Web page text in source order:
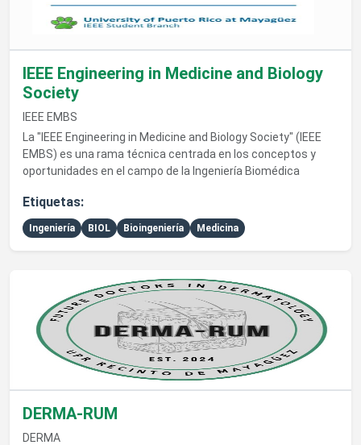
IEEE Engineering in Medicine and Biology
Society
IEEE EMBS
La "IEEE Engineering in Medicine and Biology Society" (IEEE
EMBS) es una rama técnica centrada en los conceptos y
oportunidades en el campo de la Ingeniería Biomédica
Etiquetas:
Ingeniería BIOL Bioingeniería Medicina
Ver detalles de DERMA-RUM
DERMA-RUM
DERMA